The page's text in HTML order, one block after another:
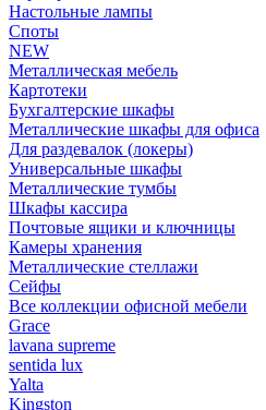
Настольные лампы
Споты
NEW
Металлическая мебель
Картотеки
Бухгалтерские шкафы
Металлические шкафы для офиса
Для раздевалок (локеры)
Универсальные шкафы
Металлические тумбы
Шкафы кассира
Почтовые ящики и ключницы
Камеры хранения
Металлические стеллажи
Сейфы
Все коллекции офисной мебели
Grace
lavana supreme
sentida lux
Yalta
Kingston